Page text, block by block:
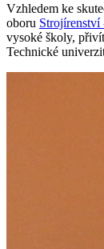
Vzhledem ke
oboru Strojírenství
vysoké školy,
Technické